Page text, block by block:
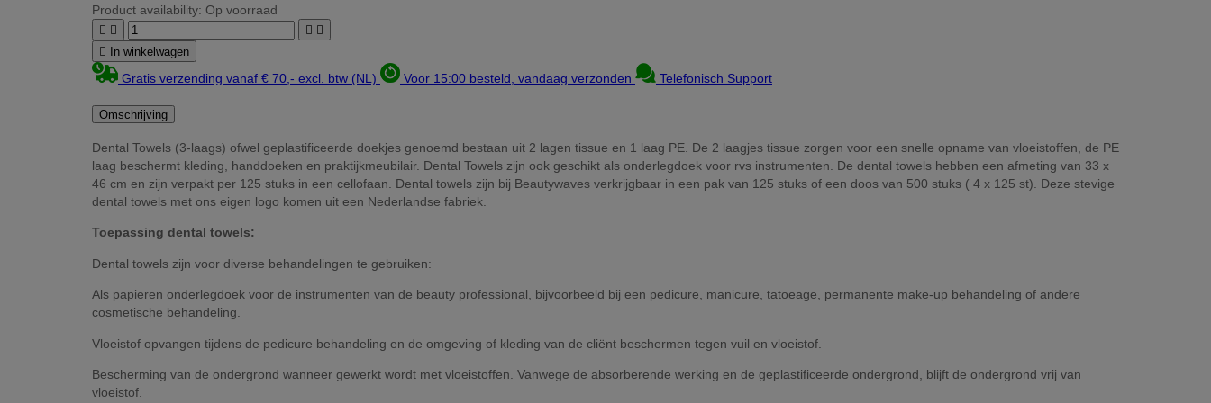
Product availability: Op voorraad
   

In winkelwagen
Gratis verzending vanaf € 70,- excl. btw (NL) Voor 15:00 besteld, vandaag verzonden Telefonisch Support
Omschrijving
Dental Towels (3-laags) ofwel geplastificeerde doekjes genoemd bestaan uit 2 lagen tissue en 1 laag PE. De 2 laagjes tissue zorgen voor een snelle opname van vloeistoffen, de PE
laag beschermt kleding, handdoeken en praktijkmeubilair. Dental Towels zijn ook geschikt als onderlegdoek voor rvs instrumenten. De dental towels hebben een afmeting van 33 x
46 cm en zijn verpakt per 125 stuks in een cellofaan. Dental towels zijn bij Beautywaves verkrijgbaar in een pak van 125 stuks of een doos van 500 stuks ( 4 x 125 st). Deze stevige
dental towels met ons eigen logo komen uit een Nederlandse fabriek.
Toepassing dental towels:
Dental towels zijn voor diverse behandelingen te gebruiken:
Als papieren onderlegdoek voor de instrumenten van de beauty professional, bijvoorbeeld bij een pedicure, manicure, tatoeage, permanente make-up behandeling of andere
cosmetische behandeling.
Vloeistof opvangen tijdens de pedicure behandeling en de omgeving of kleding van de cliënt beschermen tegen vuil en vloeistof.
Bescherming van de ondergrond wanneer gewerkt wordt met vloeistoffen. Vanwege de absorberende werking en de geplastificeerde ondergrond, blijft de ondergrond vrij van
vloeistof.